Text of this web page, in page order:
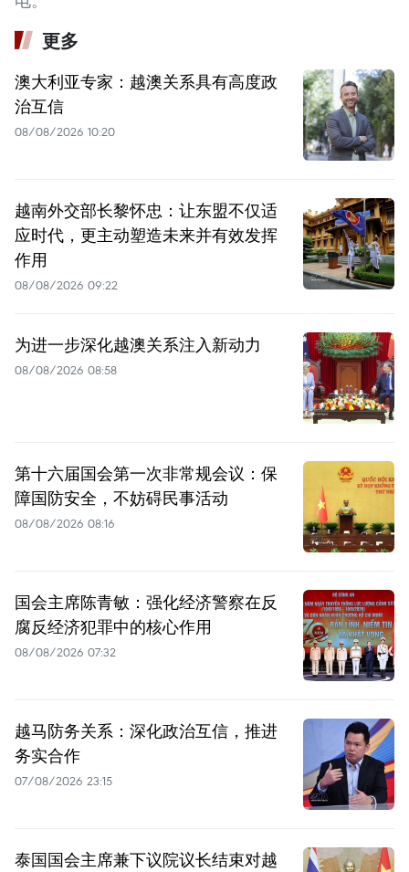
更多
澳大利亚专家：越澳关系具有高度政
治互信
08/08/2026 10:20
越南外交部长黎怀忠：让东盟不仅适
应时代，更主动塑造未来并有效发挥
作用
08/08/2026 09:22
为进一步深化越澳关系注入新动力
08/08/2026 08:58
第十六届国会第一次非常规会议：保
障国防安全，不妨碍民事活动
08/08/2026 08:16
国会主席陈青敏：强化经济警察在反
腐反经济犯罪中的核心作用
08/08/2026 07:32
越马防务关系：深化政治互信，推进
务实合作
07/08/2026 23:15
泰国国会主席兼下议院议长结束对越